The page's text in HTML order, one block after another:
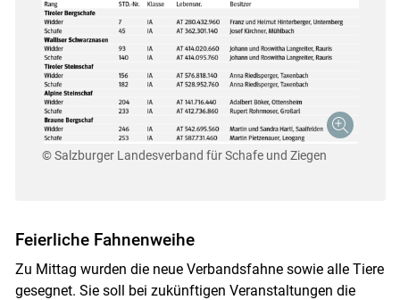
© Salzburger Landesverband für Schafe und Ziegen
Feierliche Fahnenweihe
Zu Mittag wurden die neue Verbandsfahne sowie alle Tiere
gesegnet. Sie soll bei zukünftigen Veranstaltungen die